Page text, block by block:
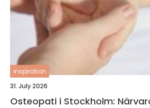
inspiration
31. July 2026
Osteopati i Stockholm: